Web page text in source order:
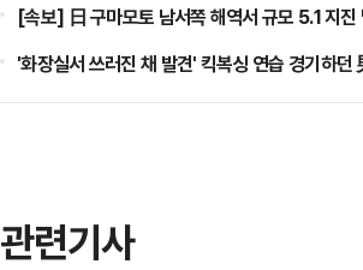
[속보] 日 구마모토 남서쪽 해역서 규모 5.1 지진
'화장실서 쓰러진 채 발견' 킥복싱 연습 경기하
관련기사